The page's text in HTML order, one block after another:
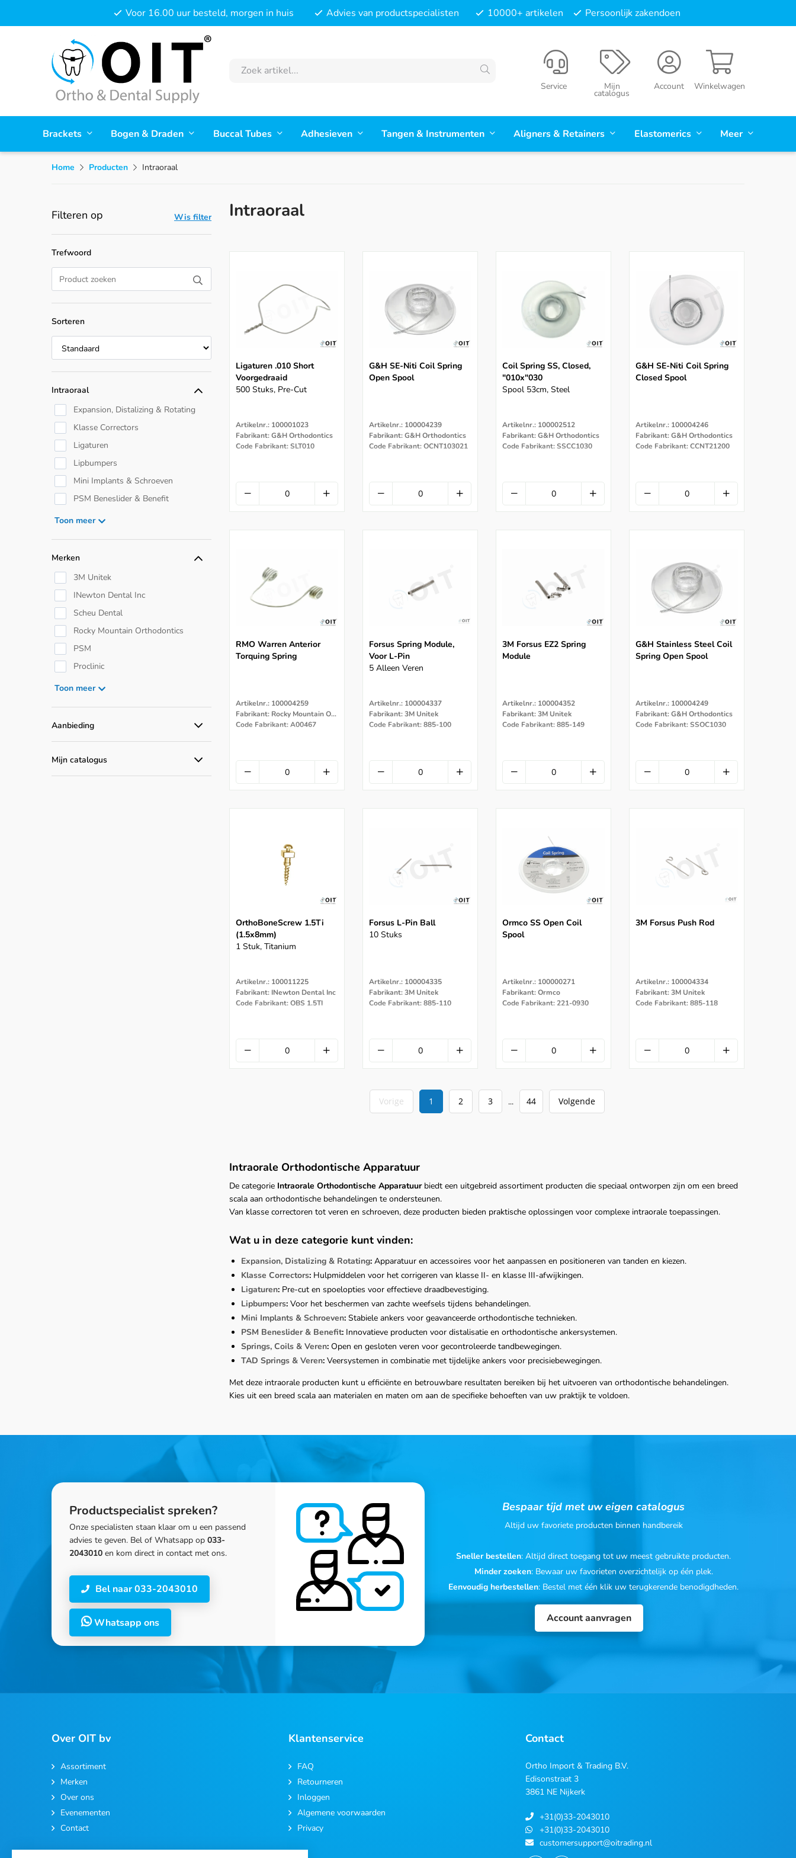
Voor 16.00 uur besteld, morgen in huis Advies van productspecialisten 10000+ artikelen Persoonlijk zakendoen
Winkelwagen
Account
Mijn
catalogus
Service
Brackets Bogen & Draden Buccal Tubes Adhesieven Tangen & Instrumenten Aligners & Retainers Elastomerics Meer
Home Producten Intraoraal
Filteren op Wis filter
Trefwoord
Sorteren
Intraoraal
Expansion, Distalizing & Rotating
Klasse Correctors
Ligaturen
Lipbumpers
Mini Implants & Schroeven
PSM Beneslider & Benefit
Springs, Coils & Veren
Toon meer
Merken
3M Unitek
INewton Dental Inc
Scheu Dental
Rocky Mountain Orthodontics
PSM
Proclinic
PG Supply Precicion Orthodontic
Ormco
Toon meer
Aanbieding
Mijn catalogus
Intraoraal
Ligaturen .010 Short
Voorgedraaid
500 Stuks, Pre-Cut
Artikelnr.: 100001023
Fabrikant: G&H Orthodontics
Code Fabrikant: SLT010
G&H SE-Niti Coil Spring
Open Spool
Artikelnr.: 100004239
Fabrikant: G&H Orthodontics
Code Fabrikant: OCNT103021
Coil Spring SS, Closed,
"010x"030
Spool 53cm, Steel
Artikelnr.: 100002512
Fabrikant: G&H Orthodontics
Code Fabrikant: SSCC1030
G&H SE-Niti Coil Spring
Closed Spool
Artikelnr.: 100004246
Fabrikant: G&H Orthodontics
Code Fabrikant: CCNT21200
RMO Warren Anterior
Torquing Spring
Artikelnr.: 100004259
Fabrikant: Rocky Mountain Orthodontics
Code Fabrikant: A00467
Forsus Spring Module,
Voor L-Pin
5 Alleen Veren
Artikelnr.: 100004337
Fabrikant: 3M Unitek
Code Fabrikant: 885-100
3M Forsus EZ2 Spring
Module
Artikelnr.: 100004352
Fabrikant: 3M Unitek
Code Fabrikant: 885-149
G&H Stainless Steel Coil
Spring Open Spool
Artikelnr.: 100004249
Fabrikant: G&H Orthodontics
Code Fabrikant: SSOC1030
OrthoBoneScrew 1.5Ti
(1.5x8mm)
1 Stuk, Titanium
Artikelnr.: 100011225
Fabrikant: INewton Dental Inc
Code Fabrikant: OBS 1.5TI
Forsus L-Pin Ball
10 Stuks
Artikelnr.: 100004335
Fabrikant: 3M Unitek
Code Fabrikant: 885-110
Ormco SS Open Coil
Spool
Artikelnr.: 100000271
Fabrikant: Ormco
Code Fabrikant: 221-0930
3M Forsus Push Rod
Artikelnr.: 100004334
Fabrikant: 3M Unitek
Code Fabrikant: 885-118
Vorige 1 2 3 ... 44 Volgende
Intraorale Orthodontische Apparatuur
De categorie Intraorale Orthodontische Apparatuurbiedt een uitgebreid assortiment producten die speciaal ontworpen zijn om een breed
scala aan orthodontische behandelingen te ondersteunen.
Van klasse correctoren tot veren en schroeven, deze producten bieden praktische oplossingen voor complexe intraorale toepassingen.
Wat u in deze categorie kunt vinden:
Expansion, Distalizing & Rotating: Apparatuur en accessoires voor het aanpassen en positioneren van tanden en kiezen.
Klasse Correctors: Hulpmiddelen voor het corrigeren van klasse II- en klasse III-afwijkingen.
Ligaturen: Pre-cut en spoelopties voor effectieve draadbevestiging.
Lipbumpers: Voor het beschermen van zachte weefsels tijdens behandelingen.
Mini Implants & Schroeven: Stabiele ankers voor geavanceerde orthodontische technieken.
PSM Beneslider & Benefit: Innovatieve producten voor distalisatie en orthodontische ankersystemen.
Springs, Coils & Veren: Open en gesloten veren voor gecontroleerde tandbewegingen.
TAD Springs & Veren: Veersystemen in combinatie met tijdelijke ankers voor precisiebewegingen.
Met deze intraorale producten kunt u efficiënte en betrouwbare resultaten bereiken bij het uitvoeren van orthodontische behandelingen.
Kies uit een breed scala aan materialen en maten om aan de specifieke behoeften van uw praktijk te voldoen.
Productspecialist spreken?
Onze specialisten staan klaar om u een passend
advies te geven. Bel of Whatsapp op 033-
2043010 en kom direct in contact met ons.
Bel naar 033-2043010
Whatsapp ons
Bespaar tijd met uw eigen catalogus
Altijd uw favoriete producten binnen handbereik
Sneller bestellen: Altijd direct toegang tot uw meest gebruikte producten.
Minder zoeken: Bewaar uw favorieten overzichtelijk op één plek.
Eenvoudig herbestellen: Bestel met één klik uw terugkerende benodigdheden.
Account aanvragen
Over OIT bv
Assortiment
Merken
Over ons
Evenementen
Contact
Klantenservice
FAQ
Retourneren
Inloggen
Algemene voorwaarden
Privacy
Contact
Ortho Import & Trading B.V.
Edisonstraat 3
3861 NE Nijkerk
+31(0)33-2043010
+31(0)33-2043010
customersupport@oitrading.nl